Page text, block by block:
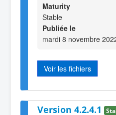
Maturity
Stable
Publiée le
mardi 8 novembre
Voir les fichiers
Version 4.2.4.1